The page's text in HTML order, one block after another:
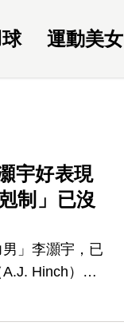
運動美女
宇好表現
制」已沒
」李灝宇，已
Hinch）看